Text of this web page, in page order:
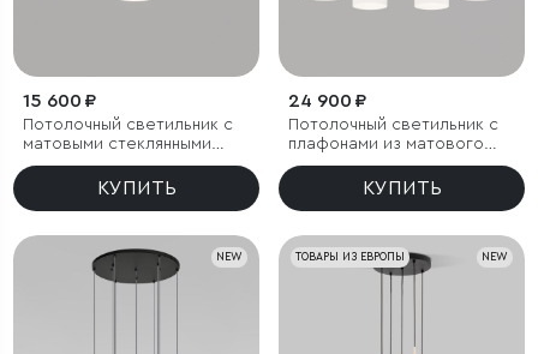
15 600 ₽
Потолочный светильник с
матовыми стеклянными
плафонами
КУПИТЬ
24 900 ₽
Потолочный светильник с
плафонами из матового
стекла
КУПИТЬ
NEW NEW
ТОВАРЫ ИЗ ЕВРОПЫ